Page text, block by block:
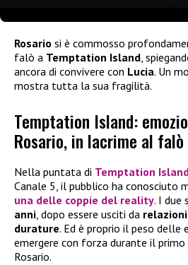
Rosario si è commosso
falò a Temptation Island ,
ancora di convivere con Lucia. Un
mostra tutta la sua fragilità.
Temptation Island:
Rosario, in lacrime al
Nella puntata di Temptation
Canale 5, il pubblico ha conosciuto
una delle coppie del reality. I due
anni, dopo essere usciti da
durature. Ed è proprio il peso delle
emergere con forza durante il
Rosario.